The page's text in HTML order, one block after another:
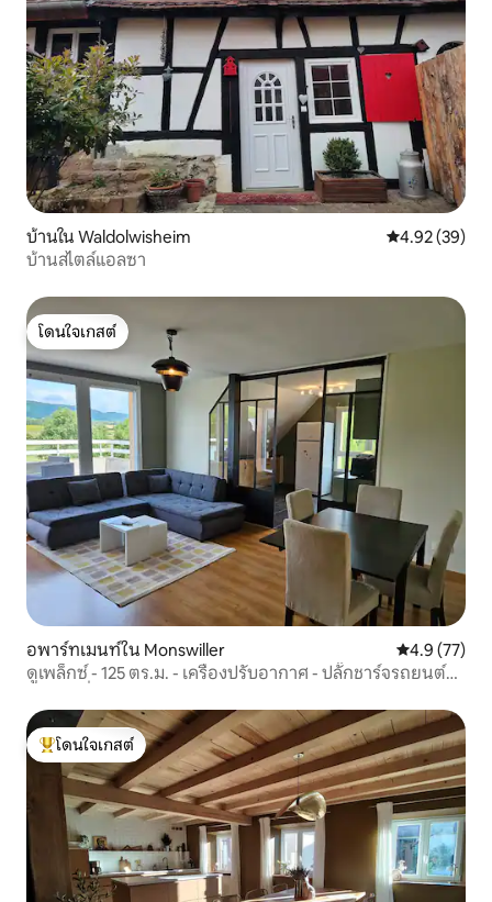
บ้านใน Waldolwisheim คะแนนเฉลี่ย
4.92 (39)
บ้านสไตล์แอลซา
โดนใจเกสต์
โดนใจเกสต์
อพาร์ทเมนท์ใน Monswiller คะแนนเฉลี่ย
4.9 (77)
ดูเพล็กซ์ - 125 ตร.ม. - เครื่องปรับอากาศ - ปลั๊กชาร์จรถยนต์
โดนใจเกสต์ที่สุด
โดนใจเกสต์